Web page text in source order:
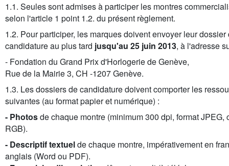
1.1. Seules sont admises à participer les montres
selon l'article 1 point 1.2. du présent règlement.
1.2. Pour participer, les marques doivent envoyer leur dossier
candidature au plus tard jusqu'au 25 juin 2013, à l'adresse
- Fondation du Grand Prix d'Horlogerie de Genève,
Rue de la Mairie 3, CH -1207 Genève.
1.3. Les dossiers de candidature doivent comporter les
suivantes (au format papier et numérique) :
- Photosde chaque montre (minimum 300 dpi, format JPEG,
RGB).
- Descriptif textuelde chaque montre, impérativement en
anglais (Word ou PDF).